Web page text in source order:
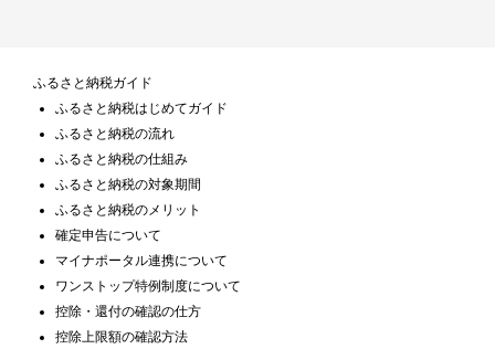
ふるさと納税ガイド
ふるさと納税はじめてガイド
ふるさと納税の流れ
ふるさと納税の仕組み
ふるさと納税の対象期間
ふるさと納税のメリット
確定申告について
マイナポータル連携について
ワンストップ特例制度について
控除・還付の確認の仕方
控除上限額の確認方法